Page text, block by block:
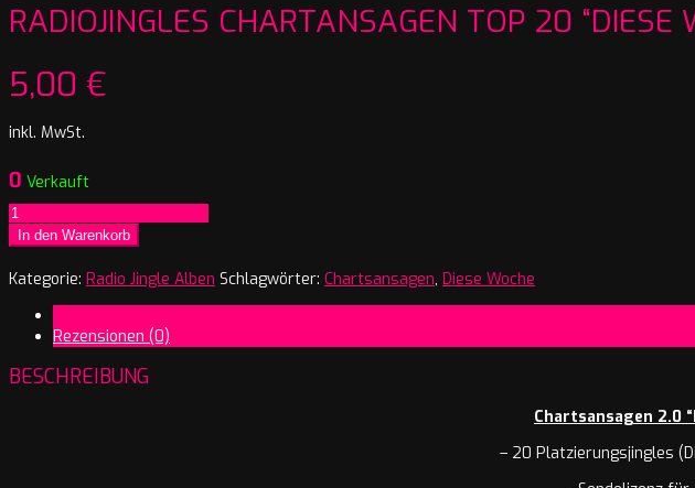
RADIOJINGLES CHARTANSAGEN TOP 20 “DIESE
5,00 €
inkl. MwSt.
0 Verkauft
Radiojingles
Chartansagen
Top
20
Woche
Menge
In den Warenkorb
Kategorie: Radio Jingle Alben Schlagwörter: Chartsansagen, Diese Woche
Rezensionen (0)
BESCHREIBUNG
Chartsansagen 2.0
– 20 Platzierungsjingles